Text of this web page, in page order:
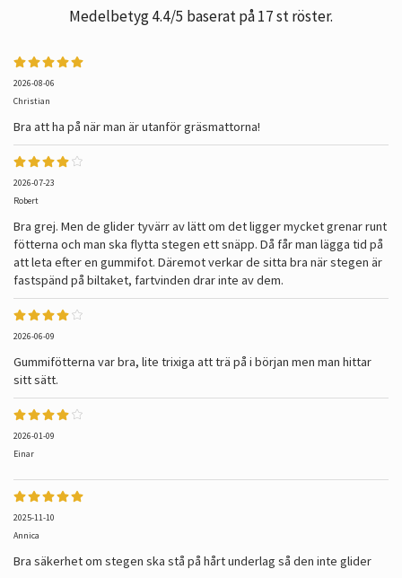
Medelbetyg4.4/5 baserat på17st röster.
2026-08-06
Christian
Bra att ha på när man är utanför gräsmattorna!
2026-07-23
Robert
Bra grej. Men de glider tyvärr av lätt om det ligger mycket grenar runt
fötterna och man ska flytta stegen ett snäpp. Då får man lägga tid på
att leta efter en gummifot. Däremot verkar de sitta bra när stegen är
fastspänd på biltaket, fartvinden drar inte av dem.
2026-06-09
Gummifötterna var bra, lite trixiga att trä på i början men man hittar
sitt sätt.
2026-01-09
Einar
2025-11-10
Annica
Bra säkerhet om stegen ska stå på hårt underlag så den inte glider